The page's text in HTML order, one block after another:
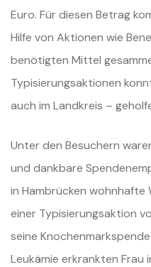
Euro. Für diesen Betrag
Hilfe von Aktionen wie
benötigten Mittel
Typisierungsaktionen
auch im Landkreis –
Unter den Besuchern
und dankbare
in Hambrücken wohnhafte
einer Typisierungsaktion
seine
Leukämie erkrankten Frau